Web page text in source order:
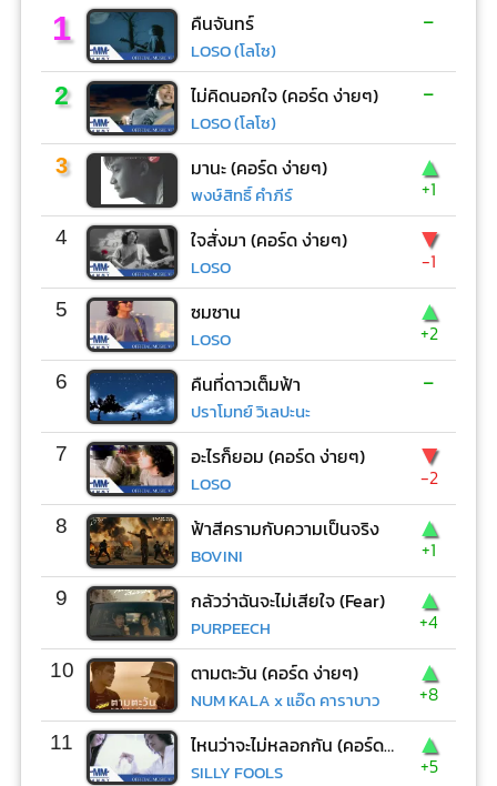
1 คืนจันทร์
LOSO (โลโซ)
-
2 ไม่คิดนอกใจ (คอร์ด ง่ายๆ)
LOSO (โลโซ)
-
3 มานะ (คอร์ด ง่ายๆ)
พงษ์สิทธิ์ คำภีร์
▲
+1
4 ใจสั่งมา (คอร์ด ง่ายๆ)
LOSO
▼
-1
5 ซมซาน
LOSO
▲
+2
6 คืนที่ดาวเต็มฟ้า
ปราโมทย์ วิเลปะนะ
-
7 อะไรก็ยอม (คอร์ด ง่ายๆ)
LOSO
▼
-2
8 ฟ้าสีครามกับความเป็นจริง
BOVINI
▲
+1
9 กลัวว่าฉันจะไม่เสียใจ (Fear)
PURPEECH
▲
+4
10 ตามตะวัน (คอร์ด ง่ายๆ)
NUM KALA x แอ๊ด คาราบาว
▲
+8
11 ไหนว่าจะไม่หลอกกัน (คอร์ด ง่ายๆ)
SILLY FOOLS
▲
+5